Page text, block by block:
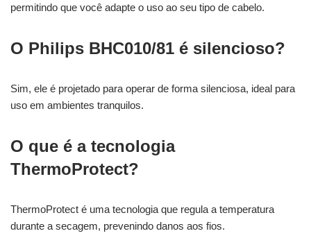
permitindo que você adapte o uso ao seu tipo de cabelo.
O Philips BHC010/81 é silencioso?
Sim, ele é projetado para operar de forma silenciosa, ideal para
uso em ambientes tranquilos.
O que é a tecnologia
ThermoProtect?
ThermoProtect é uma tecnologia que regula a temperatura
durante a secagem, prevenindo danos aos fios.